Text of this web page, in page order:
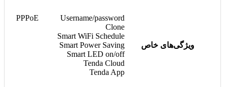
ویژگی‌های خاص
PPPoE Username/password
Clone
Smart WiFi Schedule
Smart Power Saving
Smart LED on/off
Tenda Cloud
Tenda App